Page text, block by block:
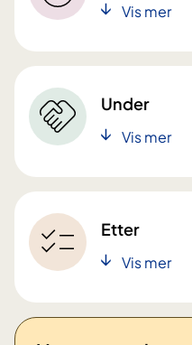
Vis mer
Under
Vis mer
Etter
Vis mer